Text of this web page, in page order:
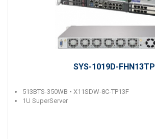
SYS-1019D-FHN13TP
513BTS-350WB • X11SDW-8C-TP13F
1U SuperServer